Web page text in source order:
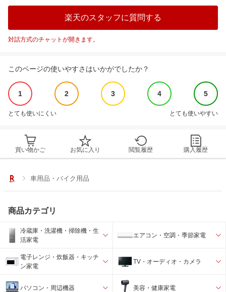
楽天のスタッフに質問する
対話方式のチャットが開きます。
このページの使いやすさはいかがでしたか？
1 2 3 4 5
とても使いにくい とても使いやすい
買い物かご お気に入り 閲覧履歴 購入履歴
車用品・バイク用品
商品カテゴリ
冷蔵庫・洗濯機・掃除機・生
活家電
エアコン・空調・季節家電
電子レンジ・炊飯器・キッチ
ン家電
TV・オーディオ・カメラ
パソコン・周辺機器 美容・健康家電